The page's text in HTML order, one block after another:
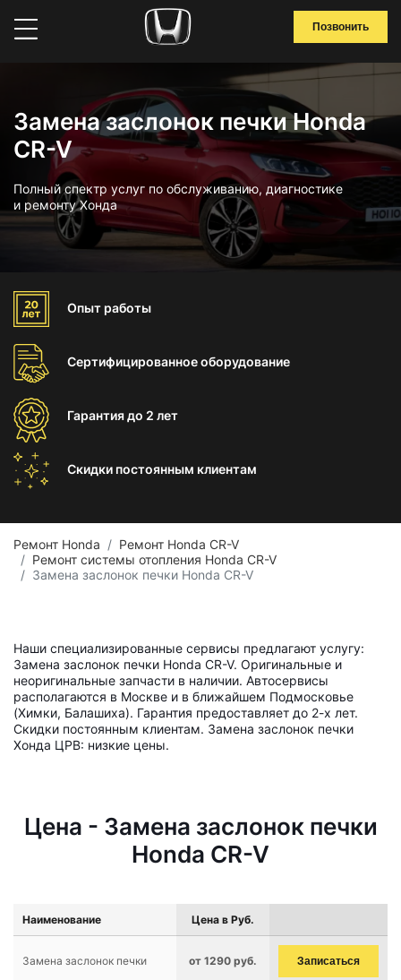
Позвонить
Замена заслонок печки Honda
CR-V
Полный спектр услуг по обслуживанию, диагностике
и ремонту Хонда
Опыт работы
Сертифицированноеоборудование
Гарантиядо 2 лет
Скидки постоянным клиентам
Ремонт Honda
Ремонт Honda CR-V
Ремонт системы отопления Honda CR-V
Замена заслонок печки Honda CR-V
Наши специализированные сервисы предлагают услугу:
Замена заслонок печки Honda CR-V. Оригинальные и
неоригинальные запчасти в наличии. Автосервисы
располагаются в Москве и в ближайшем Подмосковье
(Химки, Балашиха). Гарантия предоставляет до 2-х лет.
Скидки постоянным клиентам. Замена заслонок печки
Хонда ЦРВ: низкие цены.
Цена - Замена заслонок печки
Honda CR-V
Наименование Цена в Руб.
Замена заслонок печки от 1290 руб. Записаться